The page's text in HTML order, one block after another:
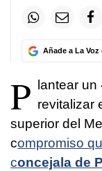
Añade a La
P lantear un
revitalizar
superior del
compromiso
concejala de